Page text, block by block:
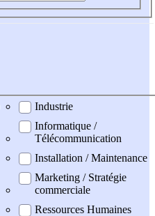
Industrie
Informatique /
Télécommunication
Installation / Maintenance
Marketing / Stratégie
commerciale
Ressources Humaines